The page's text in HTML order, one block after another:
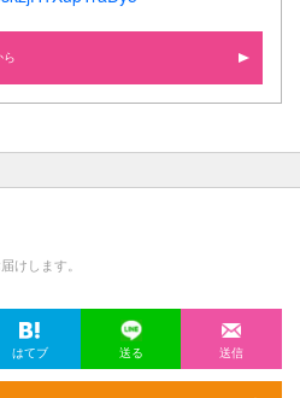
ら
けします。
はてブ 送る 送信